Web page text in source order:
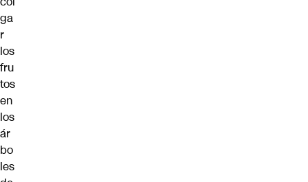
ga
r
los
fru
tos
en
los
ár
bo
les